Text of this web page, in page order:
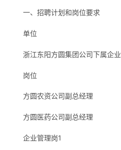
一、招聘计划和岗位要求
单位
浙江东阳方圆集团公司下属企业
岗位
方圆农资公司副总经理
方圆医药公司副总经理
企业管理岗1